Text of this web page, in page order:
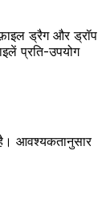
ड्रैग और ड्रॉप
प्रति-उपयोग
आवश्यकतानुसार